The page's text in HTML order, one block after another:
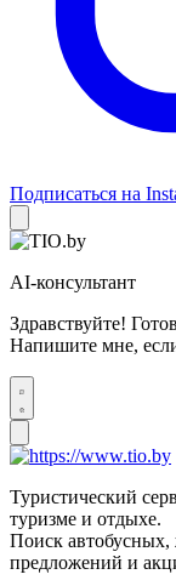
Подписаться на
AI-консультант
Здравствуйте!
Напишите мне,
Туристический
туризме и отдыхе.
Поиск
предложений и